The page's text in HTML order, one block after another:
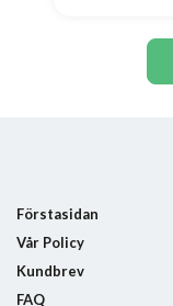
Förstasidan
Vår Policy
Kundbrev
FAQ